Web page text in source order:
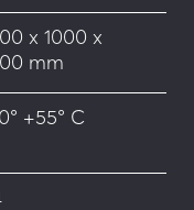
x 1000 x
mm
+55° C